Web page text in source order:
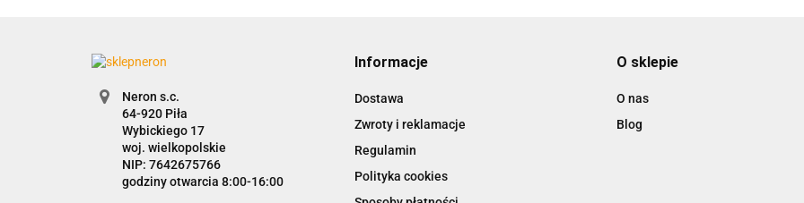
AIRTAC
Neron s.c.
Wybickiego 17
woj. wielkopolskie
NIP: 7642675766
godziny otwarcia 8:00-16:00
Informacje
Dostawa
Zwroty i reklamacje
Regulamin
Polityka cookies
O sklepie
O nas
Blog